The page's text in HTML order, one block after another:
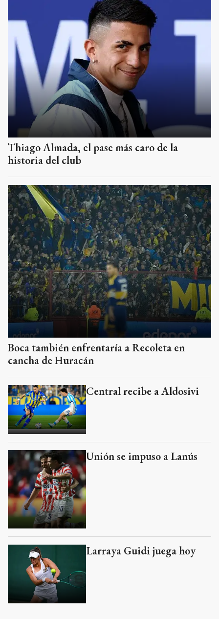
Thiago Almada, el pase más caro de la
historia del club
Boca también enfrentaría a Recoleta en
cancha de Huracán
Central recibe a Aldosivi
Unión se impuso a Lanús
Larraya Guidi juega hoy